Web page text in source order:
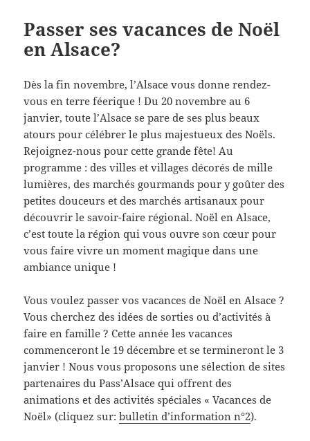
Passer ses vacances de Noël
en Alsace?
Dès la fin novembre, l’Alsace vous donne rendez-
vous en terre féerique ! Du 20 novembre au 6
janvier, toute l’Alsace se pare de ses plus beaux
atours pour célébrer le plus majestueux des Noëls.
Rejoignez-nous pour cette grande fête! Au
programme : des villes et villages décorés de mille
lumières, des marchés gourmands pour y goûter des
petites douceurs et des marchés artisanaux pour
découvrir le savoir-faire régional. Noël en Alsace,
c’est toute la région qui vous ouvre son cœur pour
vous faire vivre un moment magique dans une
ambiance unique !
Vous voulez passer vos vacances de Noël en Alsace ?
Vous cherchez des idées de sorties ou d’activités à
faire en famille ? Cette année les vacances
commenceront le 19 décembre et se termineront le 3
janvier ! Nous vous proposons une sélection de sites
partenaires du Pass’Alsace qui offrent des
animations et des activités spéciales « Vacances de
Noël» (cliquez sur:bulletin d’information n°2).